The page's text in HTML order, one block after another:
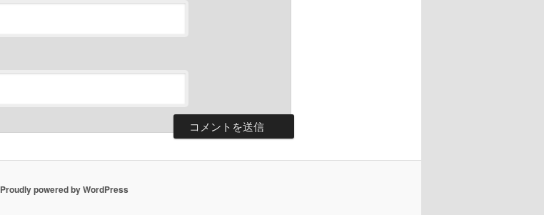
Proudly powered by WordPress